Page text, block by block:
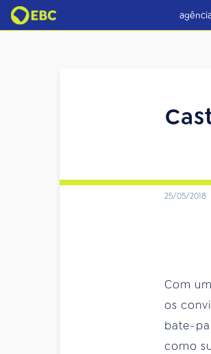
25/05/2018
Com
os
bate-
como